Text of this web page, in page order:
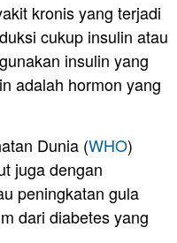
kronis yang terjadi
cukup insulin atau
insulin yang
adalah hormon yang
Dunia (WHO)
juga dengan
peningkatan gula
dari diabetes yang